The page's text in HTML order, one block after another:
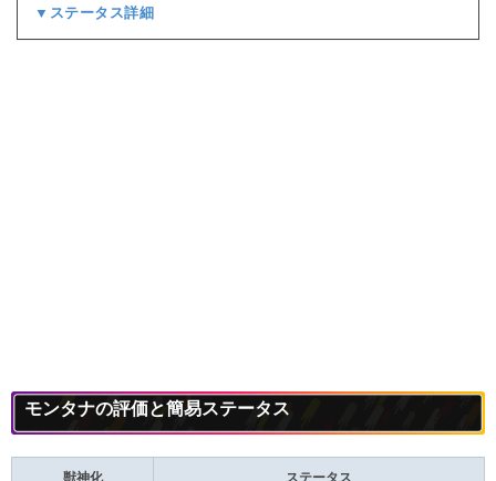
▼ステータス詳細
モンタナの評価と簡易ステータス
獣神化 ステータス